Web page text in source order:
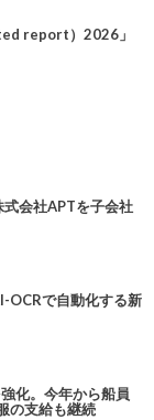
report）2026」
会社APTを子会社
OCRで自動化する新
化。今年から船員
の支給も継続